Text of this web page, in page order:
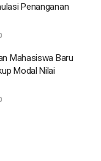
Penanganan
Mahasiswa Baru
Modal Nilai